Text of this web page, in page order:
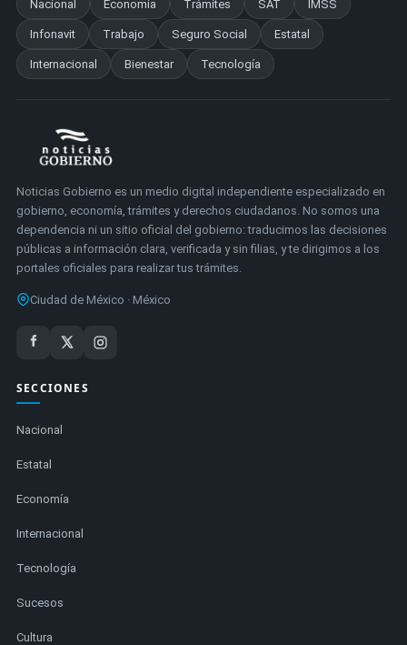
Nacional
Economía Trámites SAT IMSS
Infonavit Trabajo Seguro Social Estatal
Internacional Bienestar Tecnología
Noticias Gobierno es un medio digital independiente especializado en
gobierno, economía, trámites y derechos ciudadanos. No somos una
dependencia ni un sitio oficial del gobierno: traducimos las decisiones
públicas a información clara, verificada y sin filias, y te dirigimos a los
portales oficiales para realizar tus trámites.
Ciudad de México · México
SECCIONES
Nacional
Estatal
Economía
Internacional
Tecnología
Sucesos
Cultura